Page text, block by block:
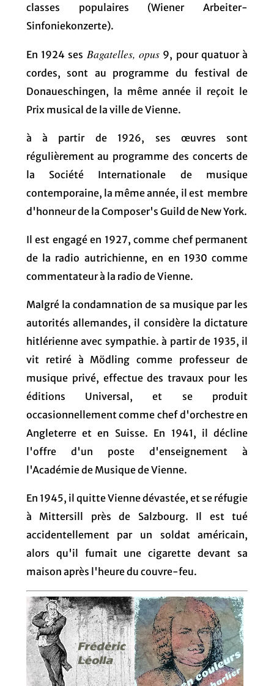
classes populaires (Wiener Arbeiter-
Sinfoniekonzerte).
En 1924 ses Bagatelles, opus 9, pour quatuor à
cordes, sont au programme du festival de
Donaueschingen, la même année il reçoit le
Prix musical de la ville de Vienne.
à à partir de 1926, ses œuvres sont
régulièrement au programme des concerts de
la Société Internationale de musique
contemporaine, la même année, il est membre
d'honneur de la Composer's Guild de New York.
Il est engagé en 1927, comme chef permanent
de la radio autrichienne, en en 1930 comme
commentateur à la radio de Vienne.
Malgré la condamnation de sa musique par les
autorités allemandes, il considère la dictature
hitlérienne avec sympathie. à partir de 1935, il
vit retiré à Mödling comme professeur de
musique privé, effectue des travaux pour les
éditions Universal, et se produit
occasionnellement comme chef d'orchestre en
Angleterre et en Suisse. En 1941, il décline
l'offre d'un poste d'enseignement à
l'Académie de Musique de Vienne.
En 1945, il quitte Vienne dévastée, et se réfugie
à Mittersill près de Salzbourg. Il est tué
accidentellement par un soldat américain,
alors qu'il fumait une cigarette devant sa
maison après l'heure du couvre-feu.